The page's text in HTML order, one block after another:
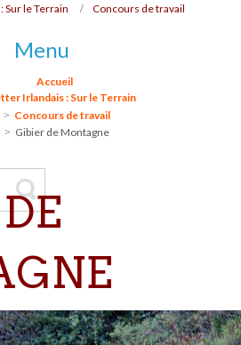
Sur le Terrain
Concours de travail
Menu
Accueil
Irlandais : Sur le Terrain
Concours de travail
Gibier de Montagne